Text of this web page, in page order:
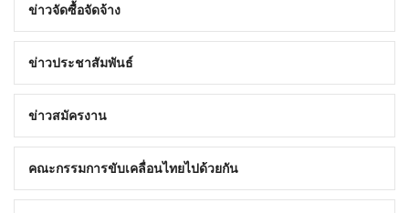
ข่าวจัดซื้อจัดจ้าง
ข่าวประชาสัมพันธ์
ข่าวสมัครงาน
คณะกรรมการขับเคลื่อนไทยไปด้วยกัน